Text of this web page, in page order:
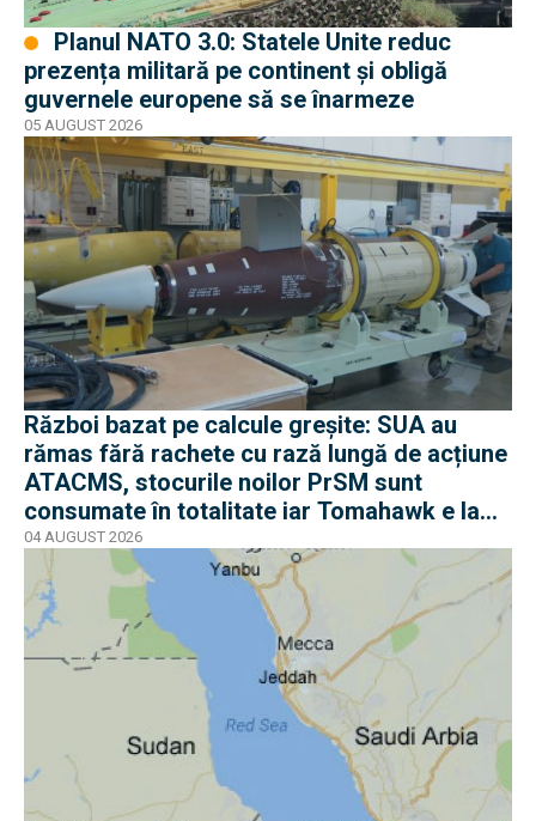
prezența militară pe continent și obligă
guvernele europene să se înarmeze
05 AUGUST 2026
Război bazat pe calcule greșite: SUA au
rămas fără rachete cu rază lungă de acțiune
ATACMS, stocurile noilor PrSM sunt
consumate în totalitate iar Tomahawk e la
jumătate
04 AUGUST 2026